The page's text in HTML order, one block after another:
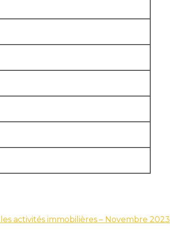
activités immobilières – Novembre 2023